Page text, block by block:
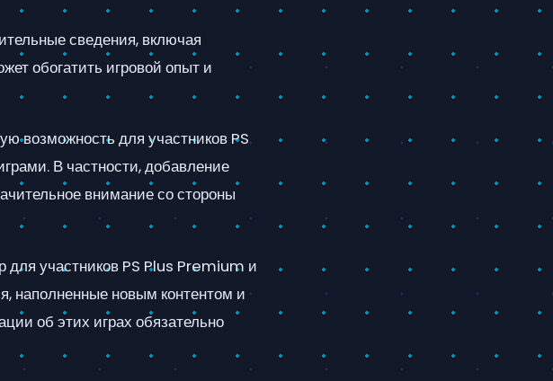
сведения, включая
обогатить игровой опыт и
возможность для участников PS
В частности, добавление
внимание со стороны
для участников PS Plus Premium и
наполненные новым контентом и
об этих играх обязательно